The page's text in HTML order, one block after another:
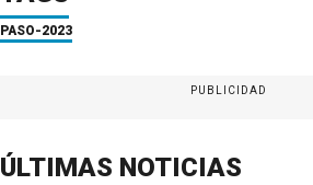
PASO-2023
PUBLICIDAD
ÚLTIMAS NOTICIAS